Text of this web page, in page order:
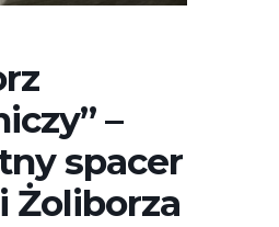
–
spacer
Żoliborza